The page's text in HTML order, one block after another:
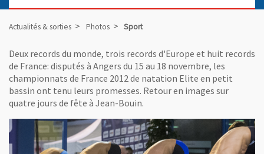
Actualités & sorties Photos Sport
Deux records du monde, trois records d'Europe et huit records
de France: disputés à Angers du 15 au 18 novembre, les
championnats de France 2012 de natation Elite en petit
bassin ont tenu leurs promesses. Retour en images sur
quatre jours de fête à Jean-Bouin.